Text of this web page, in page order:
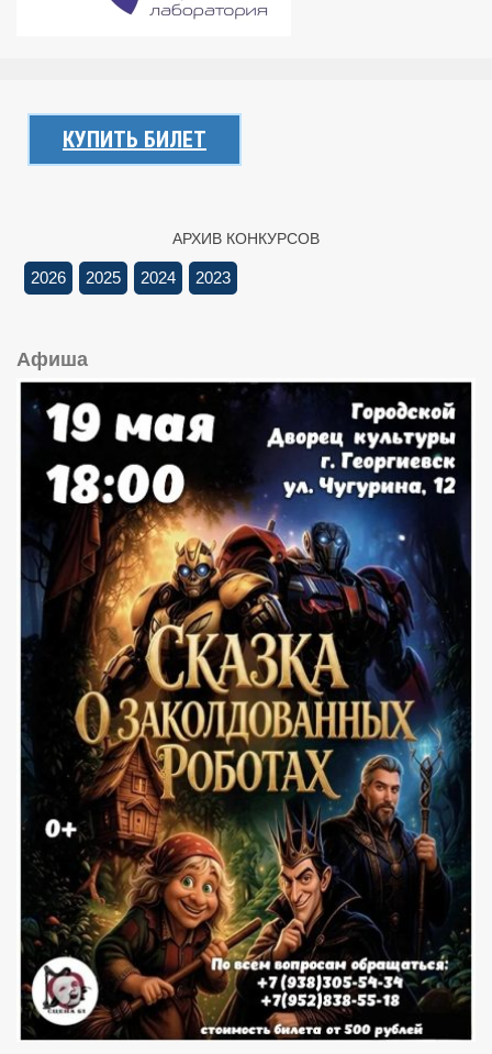
КУПИТЬ БИЛЕТ
АРХИВ КОНКУРСОВ
2026 2025 2024 2023
Афиша